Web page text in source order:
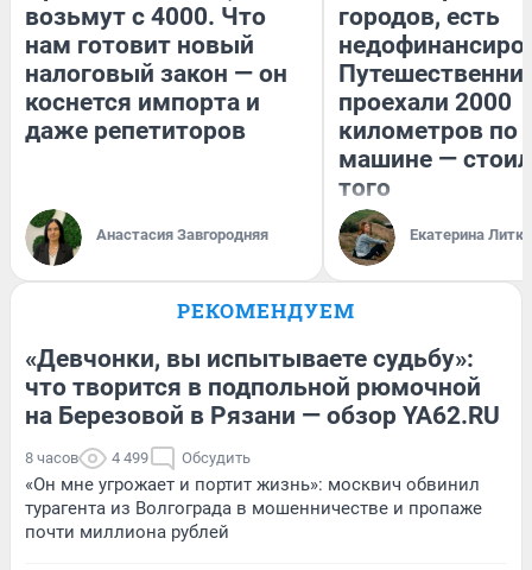
возьмут с 4000. Что
нам готовит новый
налоговый закон — он
коснется импорта и
даже репетиторов
Анастасия Завгородняя
городов, есть
проехали 2000
километров по
машине —
того
Екатерина
РЕКОМЕНДУЕМ
«Девчонки, вы испытываете судьбу»:
что творится в подпольной рюмочной
на Березовой в Рязани — обзор YA62.RU
8 часов 4 499 Обсудить
«Он мне угрожает и портит жизнь»: москвич обвинил
турагента из Волгограда в мошенничестве и пропаже
почти миллиона рублей